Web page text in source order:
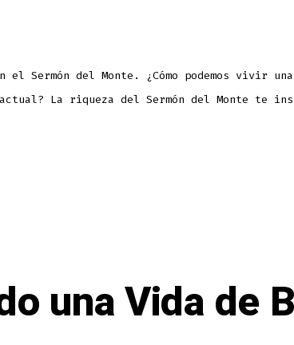
el Sermón del Monte. ¿Cómo podemos vivir
actual? La riqueza del Sermón del Monte te
una Vida de